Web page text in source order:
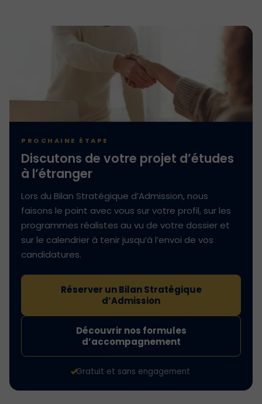
PROCHAINE ÉTAPE
Discutons de votre projet d’études
à l’étranger
Lors du Bilan Stratégique d’Admission, nous
faisons le point avec vous sur votre profil, sur les
programmes réalistes au vu de votre dossier et
sur le calendrier à tenir jusqu’à l’envoi de vos
candidatures.
Réserver un Bilan Stratégique
d’Admission
Découvrir nos formules
d’accompagnement
Gratuit et sans engagement